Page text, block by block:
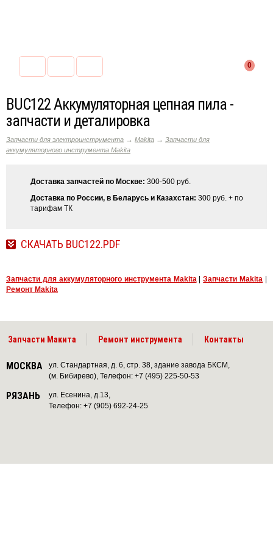
0
BUC122 Аккумуляторная цепная пила -
запчасти и деталировка
Запчасти для электроинструмента → Makita → Запчасти для
аккумуляторного инструмента Makita
Доставка запчастей по Москве: 300-500 руб.
Доставка по России, в Беларусь и Казахстан: 300 руб. + по
тарифам ТК
СКАЧАТЬ BUC122.PDF
Запчасти для аккумуляторного инструмента Makita|Запчасти Makita
Ремонт Makita
Запчасти Макита Ремонт инструмента Контакты
МОСКВА
ул. Стандартная, д. 6, стр. 38, здание завода БКСМ,
(м. Бибирево), Телефон: +7 (495) 225-50-53
РЯЗАНЬ
ул. Есенина, д.13,
Телефон: +7 (905) 692-24-25